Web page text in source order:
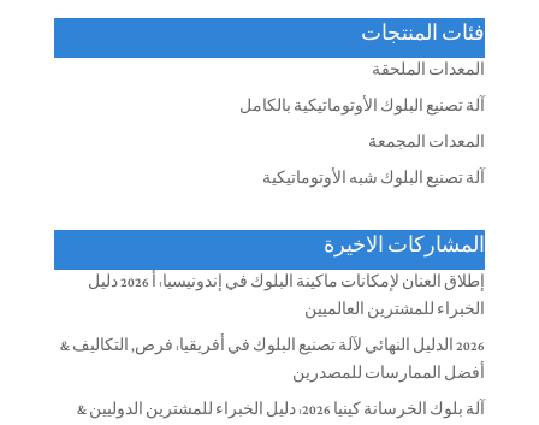
فئات المنتجات
المعدات الملحقة
آلة تصنيع البلوك الأوتوماتيكية بالكامل
المعدات المجمعة
آلة تصنيع البلوك شبه الأوتوماتيكية
المشاركات الاخيرة
إطلاق العنان لإمكانات ماكينة البلوك في إندونيسيا: أ 2026 دليل
الخبراء للمشترين العالميين
2026 الدليل النهائي لآلة تصنيع البلوك في أفريقيا: فرص, التكاليف &
أفضل الممارسات للمصدرين
آلة بلوك الخرسانة كينيا 2026: دليل الخبراء للمشترين الدوليين &